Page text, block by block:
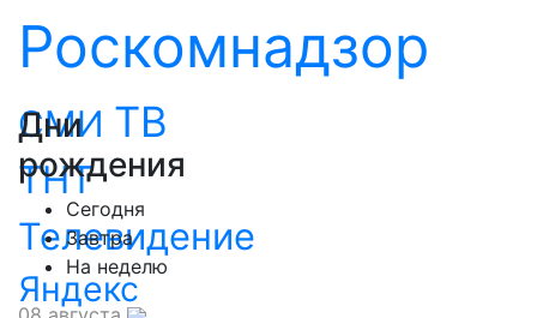
Роскомнадзор
СМИ ТВ
ТНТ
Телевидение
Яндекс
Дни
рождения
Сегодня
Завтра
На неделю